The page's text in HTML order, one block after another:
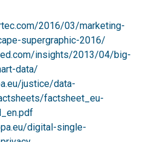
2016/03/marketing-
supergraphic-2016/
insights/2013/04/big-
data/
justice/data-
factsheet_eu-
digital-single-